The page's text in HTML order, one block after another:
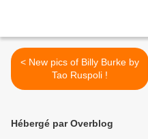
< New pics of Billy Burke by
Tao Ruspoli !
Hébergé par Overblog